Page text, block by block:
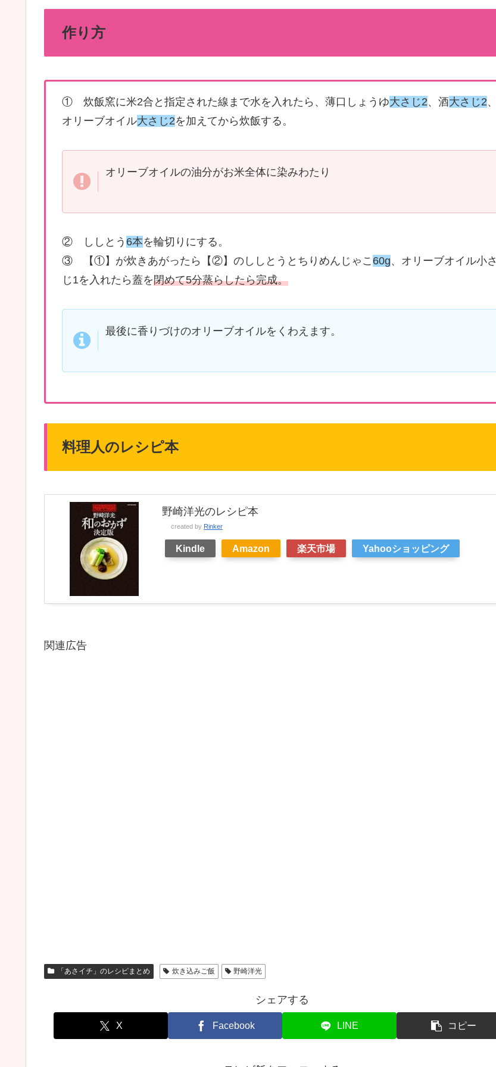
作り方
① 炊飯窯に米2合と指定された線まで水を入れたら、薄口しょうゆ大さじ2、酒大さじ2、
オリーブオイル大さじ2を加えてから炊飯する。
オリーブオイルの油分がお米全体に染みわたり
② ししとう 6本を輪切りにする。
③ 【①】が炊きあがったら【②】のししとうとちりめんじゃこ 60g、オリーブオイル小さ
じ1を入れたら蓋を閉めて5分蒸らしたら完成。
最後に香りづけのオリーブオイルをくわえます。
料理人のレシピ本
野崎洋光のレシピ本
created by Rinker
Kindle Amazon 楽天市場 Yahooショッピング
関連広告
「あさイチ」のレシピまとめ 炊き込みご飯 野崎洋光
シェアする
X Facebook LINE コピー